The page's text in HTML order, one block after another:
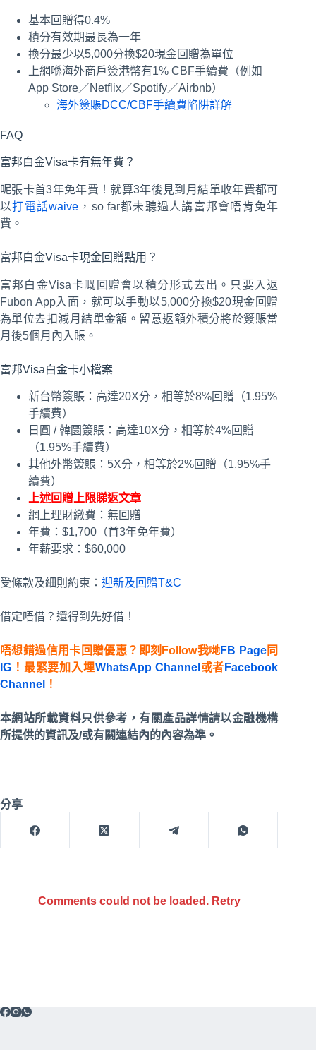
基本回贈得0.4%
積分有效期最長為一年
換分最少以5,000分換$20現金回贈為單位
上網喺海外商戶簽港幣有1% CBF手續費（例如
App Store／Netflix／Spotify／Airbnb）
海外簽賬DCC/CBF手續費陷阱詳解
FAQ
富邦白金Visa卡有無年費？
呢張卡首3年免年費！就算3年後見到月結單收年費都可
以打電話waive ，so far都未聽過人講富邦會唔肯免年
費。
富邦白金Visa卡現金回贈點用？
富邦白金Visa卡嘅回贈會以積分形式去出。只要入返
Fubon App入面，就可以手動以5,000分換$20現金回贈
為單位去扣減月結單金額。留意返額外積分將於簽賬當
月後5個月內入賬。
富邦Visa白金卡小檔案
新台幣簽賬：高達20X分，相等於8%回贈（1.95%
手續費）
日圓 / 韓圜簽賬：高達10X分，相等於4%回贈
（1.95%手續費）
其他外幣簽賬：5X分，相等於2%回贈（1.95%手
續費）
上述回贈上限睇返文章
網上理財繳費：無回贈
年費：$1,700（首3年免年費）
年薪要求：$60,000
受條款及細則約束： 迎新及回贈T&C
借定唔借？還得到先好借！
唔想錯過信用卡回贈優惠？即刻Follow我哋FB Page同
IG ！最緊要加入埋WhatsApp Channel 或者 Facebook
Channel
！
本網站所載資料只供參考，有關產品詳情請以金融機構
所提供的資訊及/或有關連結內的內容為準。
分享
Comments could not be loaded. Retry